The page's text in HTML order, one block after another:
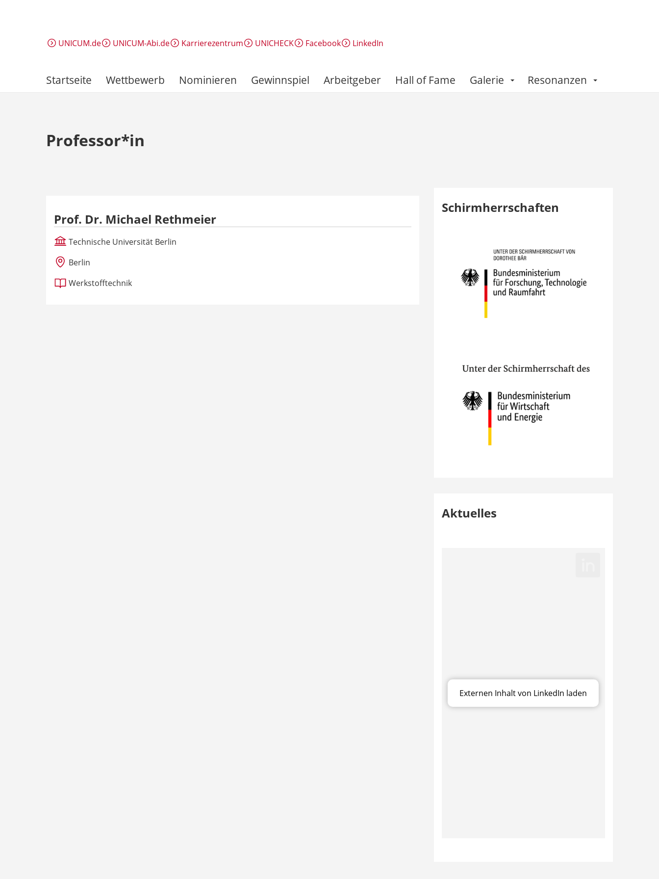
UNICUM.de
UNICUM-Abi.de Karrierezentrum UNICHECK Facebook LinkedIn
Startseite Wettbewerb Nominieren Gewinnspiel Arbeitgeber Hall of Fame Galerie Resonanzen
Professor*in
Prof. Dr. Michael Rethmeier
Technische Universität Berlin
Berlin
Werkstofftechnik
Schirmherrschaften
Aktuelles
Externen Inhalt von LinkedIn laden